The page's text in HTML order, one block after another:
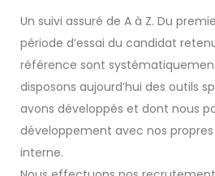
Un suivi assuré de A à Z. Du
période d’essai du candidat
référence sont
disposons aujourd’hui des outils
avons développés et dont nous
développement avec nos
interne.